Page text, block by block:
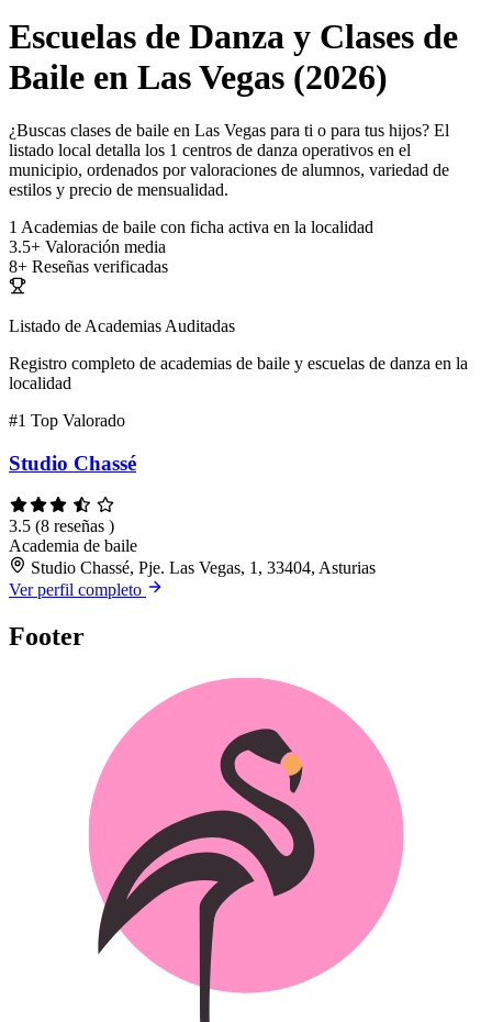
Escuelas de Danza y Clases de
Baile en Las Vegas (2026)
¿Buscas clases de baile en Las Vegas para ti o para tus hijos? El
listado local detalla los 1 centros de danza operativos en el
municipio, ordenados por valoraciones de alumnos, variedad de
estilos y precio de mensualidad.
1 Academias de baile con ficha activa en la localidad
3.5+ Valoración media
8+ Reseñas verificadas
Listado de Academias Auditadas
Registro completo de academias de baile y escuelas de danza en la
localidad
#1 Top Valorado
Studio Chassé
3.5 (8 reseñas )
Academia de baile
Studio Chassé, Pje. Las Vegas, 1, 33404, Asturias
Ver perfil completo
Footer